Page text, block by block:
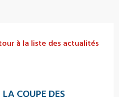
à la liste des actualités